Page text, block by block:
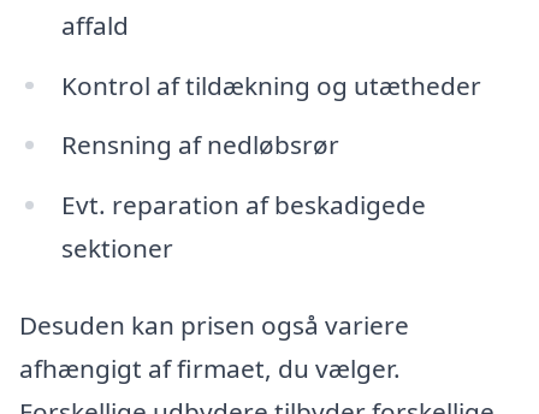
affald
Kontrol af tildækning og utætheder
Rensning af nedløbsrør
Evt. reparation af beskadigede
sektioner
Desuden kan prisen også variere
afhængigt af firmaet, du vælger.